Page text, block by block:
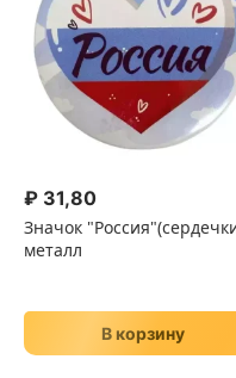
₽ 31,80
Значок
металл
В корзину